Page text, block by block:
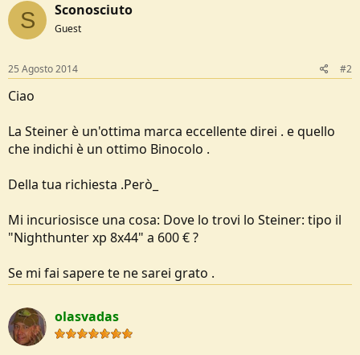
S Sconosciuto
Guest
25 Agosto 2014 #2
Ciao
La Steiner è un'ottima marca eccellente direi . e quello
che indichi è un ottimo Binocolo .
Della tua richiesta .Però_
Mi incuriosisce una cosa: Dove lo trovi lo Steiner: tipo il
"Nighthunter xp 8x44" a 600 € ?
Se mi fai sapere te ne sarei grato .
olasvadas